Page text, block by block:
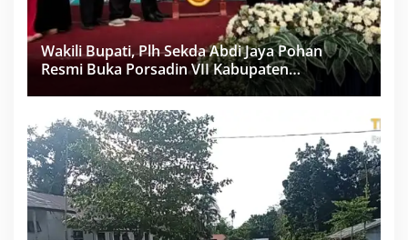
Wakili Bupati, Plh Sekda Abdi Jaya Pohan
Resmi Buka Porsadin VII Kabupaten